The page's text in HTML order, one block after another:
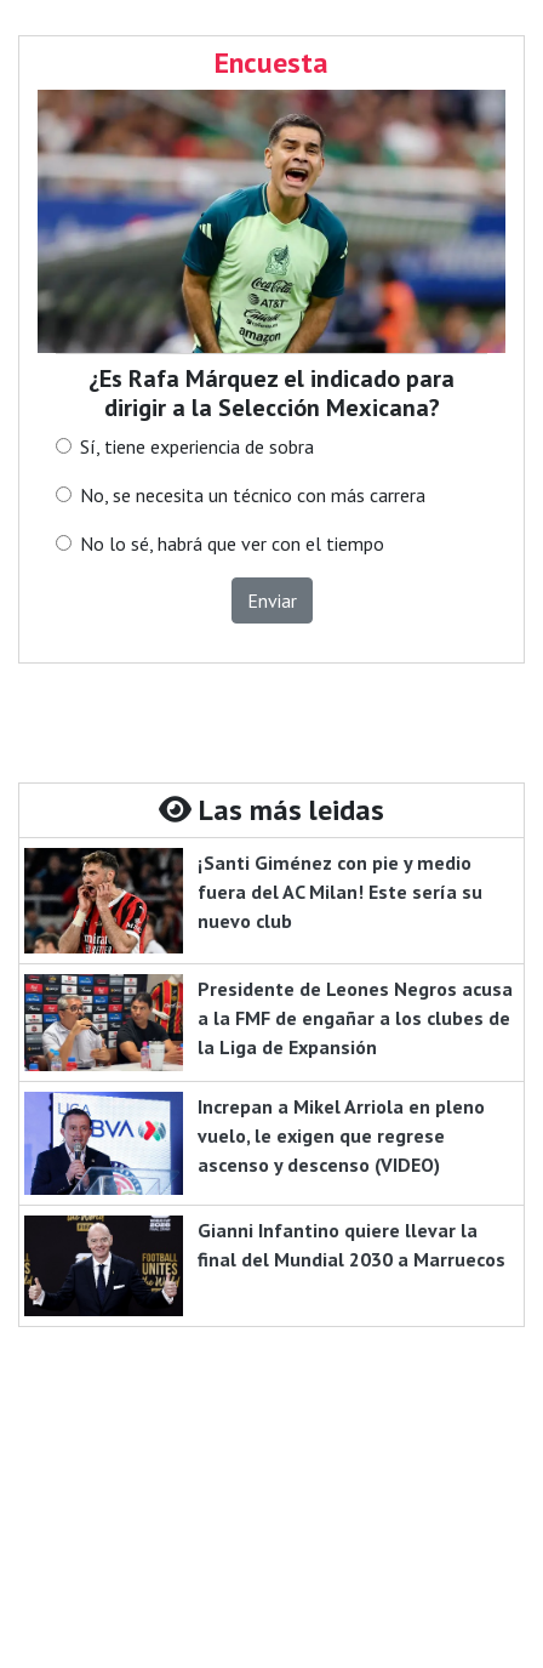
Encuesta
¿Es Rafa Márquez el indicado para
dirigir a la Selección Mexicana?
Sí, tiene experiencia de sobra
No, se necesita un técnico con más carrera
No lo sé, habrá que ver con el tiempo
Enviar
Las más leidas
¡Santi Giménez con pie y medio
fuera del AC Milan! Este sería su
nuevo club
Presidente de Leones Negros acusa
a la FMF de engañar a los clubes de
la Liga de Expansión
Increpan a Mikel Arriola en pleno
vuelo, le exigen que regrese
ascenso y descenso (VIDEO)
Gianni Infantino quiere llevar la
final del Mundial 2030 a Marruecos